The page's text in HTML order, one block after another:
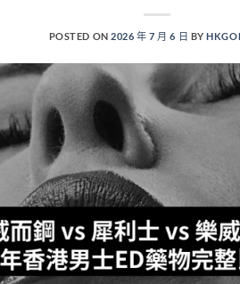
POSTED ON2026 年 7 月 6 日 BY